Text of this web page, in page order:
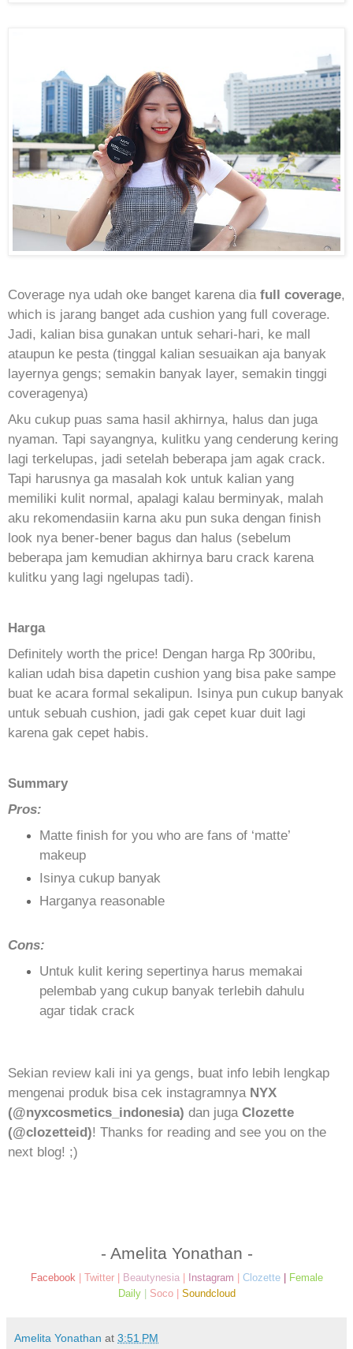
Coverage nya udah oke banget karena dia full coverage,
which is jarang banget ada cushion yang full coverage.
Jadi, kalian bisa gunakan untuk sehari-hari, ke mall
ataupun ke pesta (tinggal kalian sesuaikan aja banyak
layernya gengs; semakin banyak layer, semakin tinggi
coveragenya)
Aku cukup puas sama hasil akhirnya, halus dan juga
nyaman. Tapi sayangnya, kulitku yang cenderung kering
lagi terkelupas, jadi setelah beberapa jam agak crack.
Tapi harusnya ga masalah kok untuk kalian yang
memiliki kulit normal, apalagi kalau berminyak, malah
aku rekomendasiin karna aku pun suka dengan finish
look nya bener-bener bagus dan halus (sebelum
beberapa jam kemudian akhirnya baru crack karena
kulitku yang lagi ngelupas tadi).
Harga
Definitely worth the price! Dengan harga Rp 300ribu,
kalian udah bisa dapetin cushion yang bisa pake sampe
buat ke acara formal sekalipun. Isinya pun cukup banyak
untuk sebuah cushion, jadi gak cepet kuar duit lagi
karena gak cepet habis.
Summary
Pros:
Matte finish for you who are fans of ‘matte’
makeup
Isinya cukup banyak
Harganya reasonable
Cons:
Untuk kulit kering sepertinya harus memakai
pelembab yang cukup banyak terlebih dahulu
agar tidak crack
Sekian review kali ini ya gengs, buat info lebih lengkap
mengenai produk bisa cek instagramnya NYX
(@nyxcosmetics_indonesia) dan juga Clozette
(@clozetteid)! Thanks for reading and see you on the
next blog! ;)
- Amelita Yonathan -
Facebook| Twitter| Beautynesia| Instagram Clozette|
Female
Daily| Soco Soundcloud
Amelita Yonathan at 3:51 PM